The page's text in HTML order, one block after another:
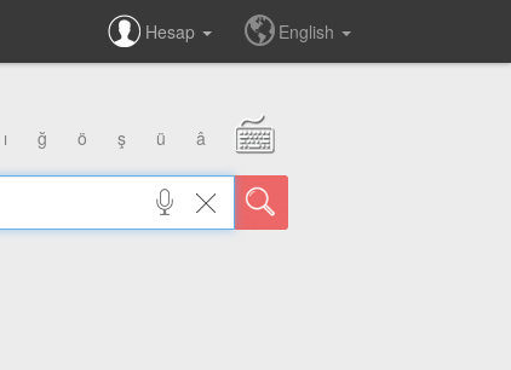
Hesap English
ı ğ ö ş ü â